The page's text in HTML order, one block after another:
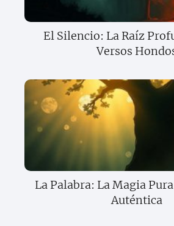
El Silencio: La Raíz
Versos
La Palabra: La Magia
Auténtica